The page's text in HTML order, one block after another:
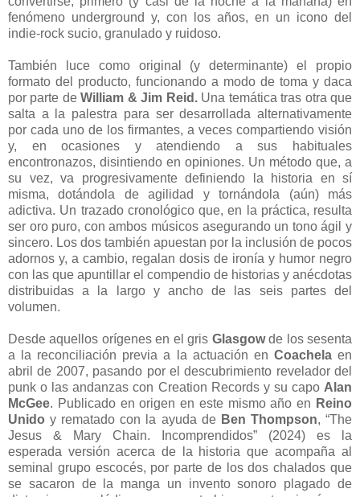
fenómeno underground y, con los años, en un icono del
indie-rock sucio, granulado y ruidoso.
También luce como original (y determinante) el propio
formato del producto, funcionando a modo de toma y daca
por parte deWilliam & Jim Reid.Una temática tras otra que
salta a la palestra para ser desarrollada alternativamente
por cada uno de los firmantes, a veces compartiendo visión
y, en ocasiones y atendiendo a sus habituales
encontronazos, disintiendo en opiniones. Un método que, a
su vez, va progresivamente definiendo la historia en sí
misma, dotándola de agilidad y tornándola (aún) más
adictiva. Un trazado cronológico que, en la práctica, resulta
ser oro puro, con ambos músicos asegurando un tono ágil y
sincero. Los dos también apuestan por la inclusión de pocos
adornos y, a cambio, regalan dosis de ironía y humor negro
con las que apuntillar el compendio de historias y anécdotas
distribuidas a la largo y ancho de las seis partes del
volumen.
Desde aquellos orígenes en el gris Glasgowde los sesenta
a la reconciliación previa a la actuación en Coachelaen
abril de 2007, pasando por el descubrimiento revelador del
punk o las andanzas con Creation Records y su capo Alan
McGee. Publicado en origen en este mismo año en Reino
Unido y rematado con la ayuda deBen Thompson, “The
Jesus & Mary Chain. Incomprendidos” (2024) es la
esperada versión acerca de la historia que acompaña al
seminal grupo escocés, por parte de los dos chalados que
se sacaron de la manga un invento sonoro plagado de